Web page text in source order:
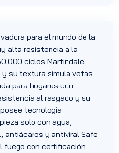
para el mundo de la
alta resistencia a la
ciclos Martindale.
y su textura simula vetas
para hogares con
al rasgado y su
tecnología
solo con agua,
antiácaros y antiviral Safe
fuego con certificación